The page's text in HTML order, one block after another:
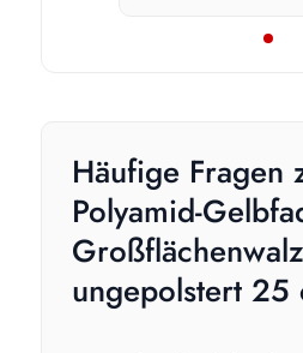
Häufige Fragen
Polyamid-
ungepolstert 25